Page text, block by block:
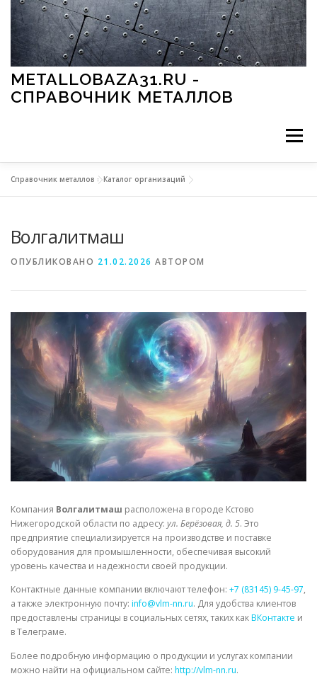
Перейти к содержимому
METALLOBAZA31.RU -
СПРАВОЧНИК МЕТАЛЛОВ
Меню
МЕТАЛЛЫ И ОКРУЖАЮЩАЯ СРЕДА
СВОЙСТВА МЕТАЛЛОВ СОРТА МЕТАЛЛОВ
СТАТЬИ
Справочник металлов »Каталог организаций
Волгалитмаш
ОПУБЛИКОВАНО 21.02.2026 АВТОРОМ
Компания Волгалитмаш расположена в городе Кстово
Нижегородской области по адресу: ул. Берёзовая, д. 5. Это
предприятие специализируется на производстве и поставке
оборудования для промышленности, обеспечивая высокий
уровень качества и надежности своей продукции.
Контактные данные компании включают телефон: +7 (83145) 9-45-97,
а также электронную почту: info@vlm-nn.ru. Для удобства клиентов
предоставлены страницы в социальных сетях, таких какВКонтакте и
в Телеграме.
Более подробную информацию о продукции и услугах компании
можно найти на официальном сайте: http://vlm-nn.ru.